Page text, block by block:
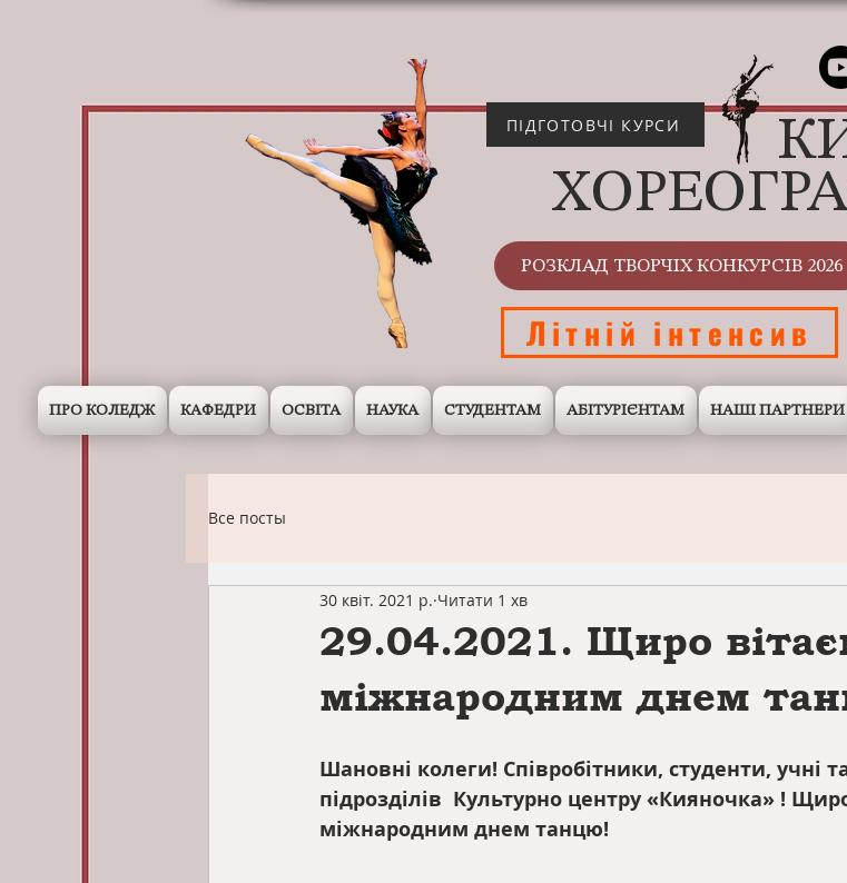
ПІДГОТОВЧІ КУРСИ
РОЗКЛАД ТВОРЧІХ КОНКУРСІВ 2026
Літній інтенсив
ПРО КОЛЕДЖ КАФЕДРИ ОСВІТА НАУКА СТУДЕНТАМ АБІТУРІЄНТАМ НАШІ ПАРТНЕРИ
Все посты
29.04.2021. Щиро
міжнародним днем
30 квіт. 2021 р. Читати 1 хв
Шановні колеги! Співробітники, студенти, учні
підрозділів  Культурно центру «Кияночка» !
міжнародним днем танцю!